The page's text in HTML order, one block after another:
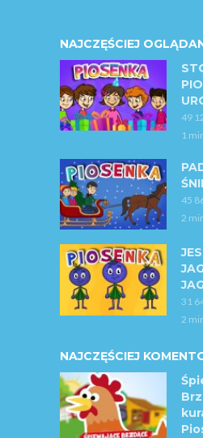
NAJCZĘŚCIEJ
49
1
45
2
31
2
NAJCZĘŚCIEJ